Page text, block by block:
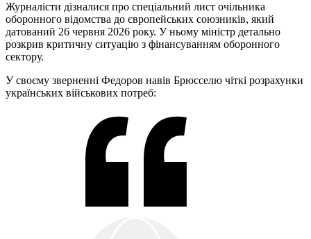
Журналісти дізналися про спеціальний лист очільника
оборонного відомства до європейських союзників, який
датований 26 червня 2026 року. У ньому міністр детально
розкрив критичну ситуацію з фінансуванням оборонного
сектору.
У своєму зверненні Федоров навів Брюсселю чіткі розрахунки
українських військових потреб: